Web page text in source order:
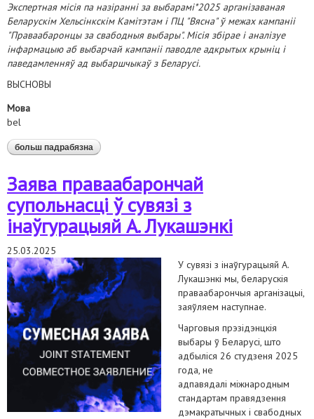
Экспертная місія па назіранні за выбарамі*2025 арганізаваная
Беларускім Хельсінкскім Камітэтам і ПЦ "Вясна" ў межах кампаніі
"Праваабаронцы за свабодныя выбары". Місія збірае і аналізуе
інфармацыю аб выбарчай кампаніі паводле адкрытых крыніц і
паведамленняў ад выбаршчыкаў з Беларусі.
ВЫСНОВЫ
Мова
bel
больш падрабязна аб сітуацыя перад выбарамі*2025. першая
справаздача кампаніі "праваабаронцы за
Заява праваабарончай
супольнасці ў сувязі з
інаўгурацыяй А. Лукашэнкі
25.03.2025
У сувязі з інаўгурацыяй А.
Лукашэнкі мы, беларускія
праваабарончыя арганізацыі,
заяўляем наступнае.
Чарговыя прэзідэнцкія
выбары ў Беларусі, што
адбыліся 26 студзеня 2025
года, не
адпавядалі міжнародным
стандартам правядзення
дэмакратычных і свабодных